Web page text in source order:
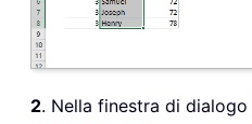
2. Nella finestra di dialogo